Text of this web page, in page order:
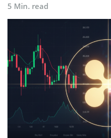
5 Min. read